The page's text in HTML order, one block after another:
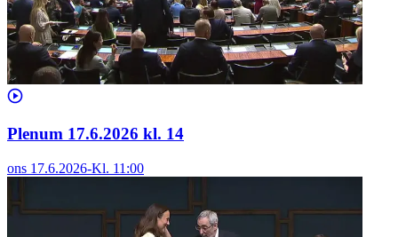
Plenum 17.6.2026 kl. 14
ons 17.6.2026-Kl. 11:00